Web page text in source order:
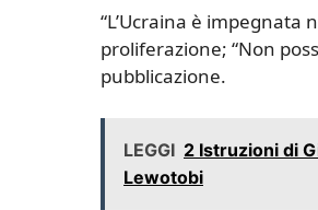
“L’Ucraina è
proliferazione; “Non
pubblicazione.
LEGGI 2 Istruzioni di
Lewotobi